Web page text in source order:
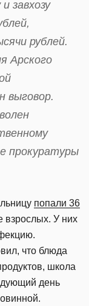
завхозу
рублей.
Арского
выговор.
прокуратуры
попали 36
взрослых. У них
что блюда
школа
день